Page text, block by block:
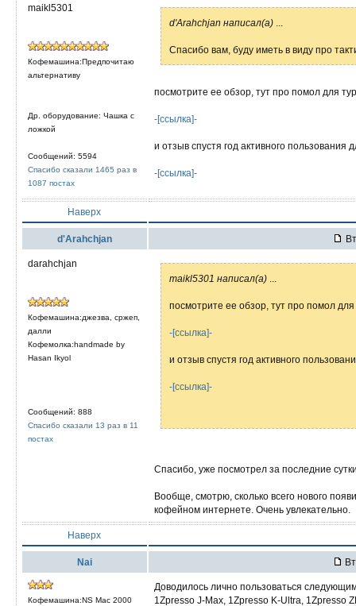
maikl5301
Кофемашина:Предпочитаю
альтернативу
Др. оборудование: Чашка с
ложкой
Сообщений: 5594
Спасибо сказали 1465 раз в
1087 постах
d'Arahchjan написал(а)
Спасибо вам, буду иметь в виду про
посмотрите ее обзор, тут про помол для
-[ссылка]-
и отзыв спустя год активного пользования
-[ссылка]-
Наверх
d'Arahchjan
darahchjan
Кофемашина:джезва, сржеп,
далли
Кофемолка:handmade by
Hasan Ikyol
Сообщений: 888
Спасибо сказали 13 раз в 11
постах
maikl5301 написал(а)
посмотрите ее обзор, тут про помол для
-[ссылка]-
и отзыв спустя год активного
-[ссылка]-
Спасибо, уже посмотрел за последние
Вообще, смотрю, сколько всего нового
кофейном интернете. Очень увлекательно.
Наверх
Nai
Кофемашина:NS Mac 2000
Доводилось лично пользоваться
1Zpresso J-Max, 1Zpresso K-Ultra, 1Zpresso